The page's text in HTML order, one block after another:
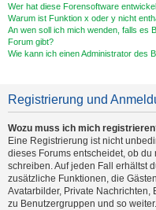
Wer hat diese Forensoftware
Warum ist Funktion x oder y nicht
An wen soll ich mich wenden, falls es
Forum gibt?
Wie kann ich einen Administrator des
Registrierung und
Wozu muss ich mich
Eine Registrierung ist nicht
dieses Forums entscheidet, ob
schreiben. Auf jeden Fall erhältst
zusätzliche Funktionen, die
Avatarbilder, Private Nachrichten,
zu Benutzergruppen und so